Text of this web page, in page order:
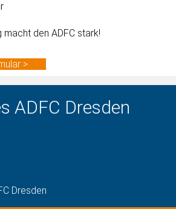
macht den ADFC stark!
>
ADFC Dresden
Dresden